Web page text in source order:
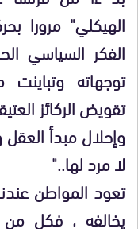
الهيكلي" مرورا
الفكر السياسي
توجهاته
تقويض الركائز
وإحلال مبدأ العقل
لا مرد لها.."
تعود المواطن
يخالفه ، فكل